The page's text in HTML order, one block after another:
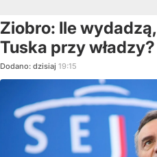
Ziobro: Ile
Tuska przy władzy?
Dodano: dzisiaj 19:15